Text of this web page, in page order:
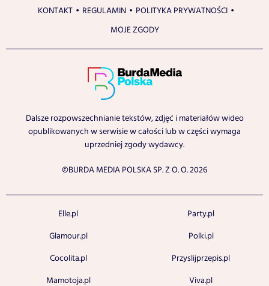
KONTAKT REGULAMIN
POLITYKA PRYWATNOŚCI
MOJE ZGODY
Dalsze rozpowszechnianie tekstów, zdjęć i materiałów wideo
opublikowanych w serwisie w całości lub w części wymaga
uprzedniej zgody wydawcy.
©BURDA MEDIA POLSKA SP. Z O. O. 2026
Elle.pl
Glamour.pl
Cocolita.pl
Mamotoja.pl
Party.pl
Polki.pl
Przyslijprzepis.pl
Viva.pl